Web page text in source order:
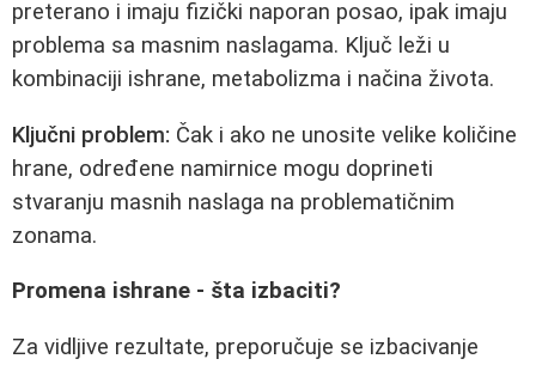
preterano i imaju fizički naporan posao, ipak imaju
problema sa masnim naslagama. Ključ leži u
kombinaciji ishrane, metabolizma i načina života.
Ključni problem: Čak i ako ne unosite velike količine
hrane, određene namirnice mogu doprineti
stvaranju masnih naslaga na problematičnim
zonama.
Promena ishrane - šta izbaciti?
Za vidljive rezultate, preporučuje se izbacivanje